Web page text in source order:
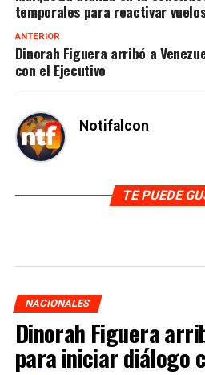
temporales para reactivar
ANTERIOR
Dinorah Figuera arribó a
con el Ejecutivo
Notifalcon
TE PUEDE
NACIONALES
Dinorah Figuera
para iniciar diálogo